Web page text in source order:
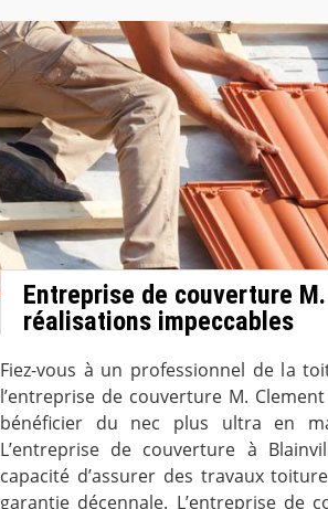
Entreprise de couverture
réalisations impeccables
Fiez-vous à un professionnel de la
l’entreprise de couverture M.
bénéficier du nec plus ultra en
L’entreprise de couverture à
capacité d’assurer des travaux
garantie décennale. L’entreprise de